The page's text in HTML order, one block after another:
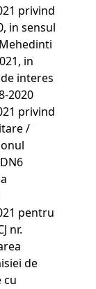
privind
in sensul
in
interes
2020
privind
/
pentru
nr.
de
cu